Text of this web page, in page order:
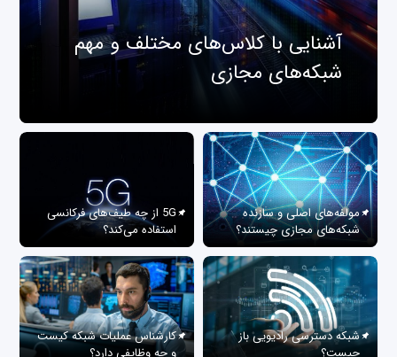
آشنایی با کلاس‌های مختلف و مهم
شبکه‌های مجازی
مولفه‌های اصلی و سازنده
شبکه‌های مجازی چیستند؟
5G از چه طیف‌های فرکانسی
استفاده می‌کند؟
شبکه دسترسی رادیویی باز
چیست؟
کارشناس عملیات شبکه کیست
و چه وظایفی دارد؟